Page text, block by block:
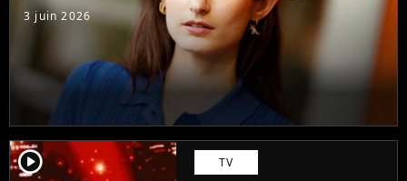
3 juin 2026
player2 TV